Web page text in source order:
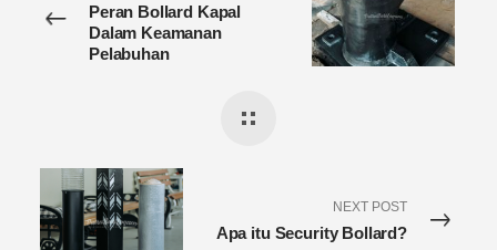
Peran Bollard Kapal
Dalam Keamanan
Pelabuhan
NEXT POST
Apa itu Security Bollard?